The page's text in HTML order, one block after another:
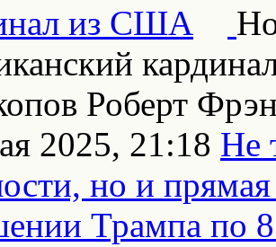
Роберт
2025, 21:18 Не
но и
Трампа по